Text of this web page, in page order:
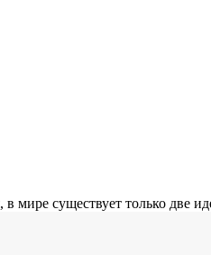
в мире существует только две